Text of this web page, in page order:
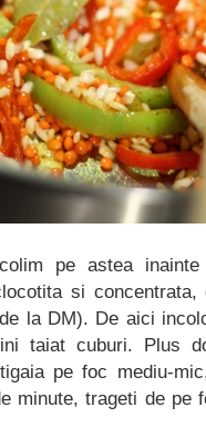
pe astea
si
la DM). De aici
taiat cuburi. Plus
pe foc mediu-
minute, trageti de pe